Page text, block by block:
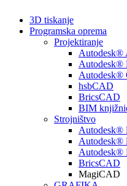
3D tiskanje
Programska oprema
Projektiranje
Autodesk®
Autodesk®
Autodesk®
hsbCAD
BricsCAD
BIM
Strojništvo
Autodesk®
Autodesk®
Autodesk®
BricsCAD
MagiCAD